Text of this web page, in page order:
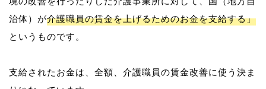
治体）が介護職員の賃金を上げるためのお金を支給する」
というものです。
支給されたお金は、全額、介護職員の賃金改善に使う決ま